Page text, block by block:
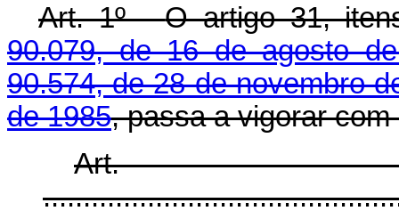
Art. 1º -O artigo 31,
90.079, de 16 de agosto
90.574, de 28 de novembro
de 1985, passa a vigorar
Art.